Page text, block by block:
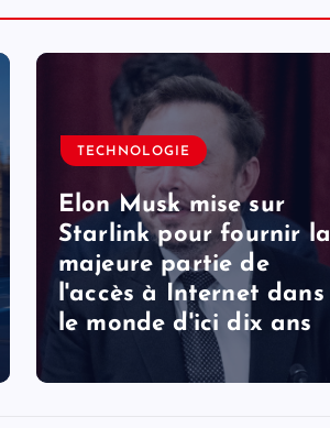
TECHNOLOGIE
Elon Musk mise sur
Starlink pour fournir la
majeure partie de
l'accès à Internet dans
le monde d'ici dix ans